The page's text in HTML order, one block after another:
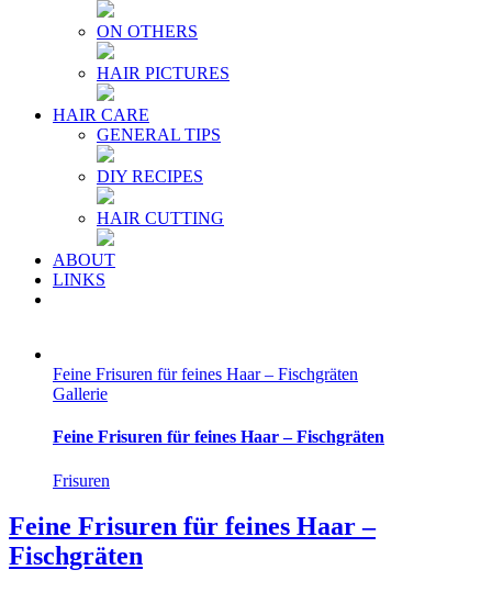
ON OTHERS
HAIR PICTURES
HAIR CARE
GENERAL TIPS
DIY RECIPES
HAIR CUTTING
ABOUT
LINKS
Feine Frisuren für feines Haar – Fischgräten
Gallerie
Feine Frisuren für feines Haar – Fischgräten
Frisuren
Feine Frisuren für feines Haar –
Fischgräten